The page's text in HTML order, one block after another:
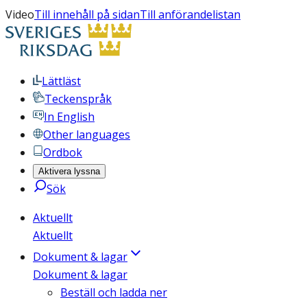
VideoTill innehåll på sidanTill anförandelistan
Lättläst
Teckenspråk
In English
Other languages
Ordbok
Aktivera lyssna
Sök
Aktuellt
Aktuellt
Dokument & lagar
Dokument & lagar
Beställ och ladda ner